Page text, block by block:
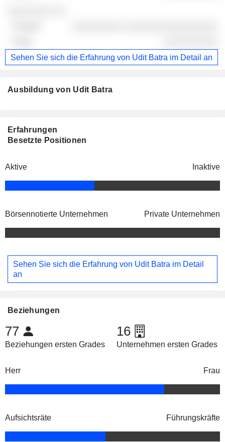
Sehen Sie sich die Erfahrung von Udit Batra im Detail an
Ausbildung von Udit Batra
Erfahrungen
Besetzte Positionen
Aktive Inaktive
Börsennotierte Unternehmen Private Unternehmen
Sehen Sie sich die Erfahrung von Udit Batra im Detail
an
Beziehungen
77
Beziehungen ersten Grades
16
Unternehmen ersten Grades
Herr Frau
Aufsichtsräte Führungskräfte